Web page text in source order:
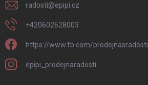
radosti@epipi.cz
+420602628003
https://www.fb.com/prodejnasradosti
epipi_prodejnaradosti